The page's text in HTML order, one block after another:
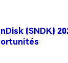
(SNDK)